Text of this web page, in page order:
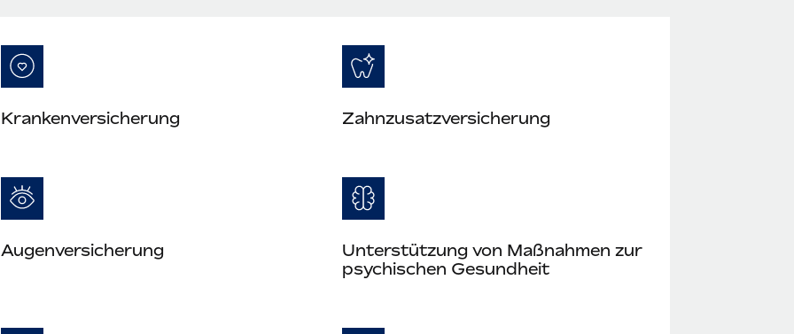
Krankenversicherung Zahnzusatzversicherung
Augenversicherung
Unterstützung von Maßnahmen zur
psychischen Gesundheit